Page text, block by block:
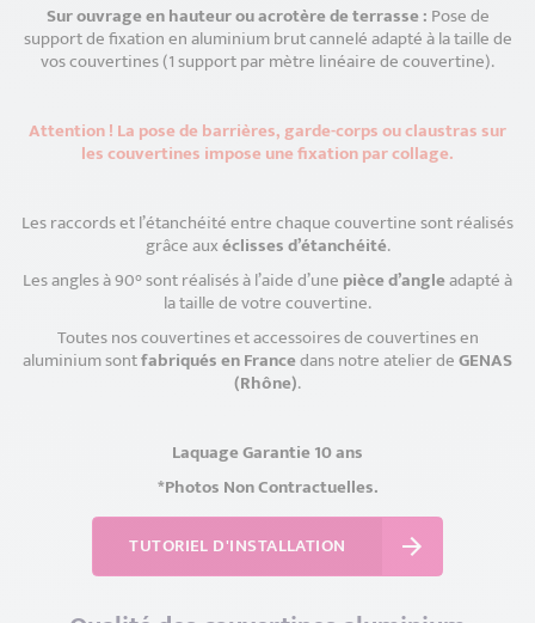
Sur ouvrage en hauteur ou acrotère de terrasse : Pose de
support de fixation en aluminium brut cannelé adapté à la taille de
vos couvertines (1 support par mètre linéaire de couvertine).
Attention ! La pose de barrières, garde-corps ou claustras sur
les couvertines impose une fixation par collage.
Les raccords et l’étanchéité entre chaque couvertine sont réalisés
grâce auxéclisses d’étanchéité.
Les angles à 90° sont réalisés à l’aide d’une pièce d’angleadapté à
la taille de votre couvertine.
Toutes nos couvertines et accessoires de couvertines en
aluminium sontfabriqués en Francedans notre atelier deGENAS
(Rhône).
Laquage Garantie 10 ans
*Photos Non Contractuelles.
TUTORIEL D'INSTALLATION